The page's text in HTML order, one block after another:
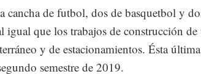
cancha de futbol, dos de basquetbol y
igual que los trabajos de construcción de
y de estacionamientos. Ésta
semestre de 2019.